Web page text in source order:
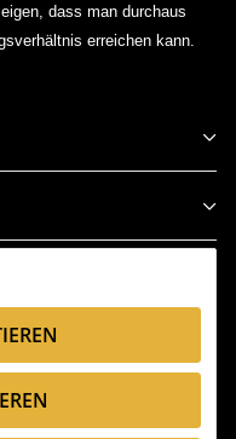
dass man durchaus
erreichen kann.